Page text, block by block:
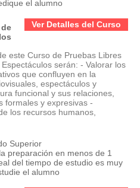
el alumno
Ver Detalles del Curso
este Curso de Pruebas Libres
serán: - Valorar los
que confluyen en la
espectáculos y
funcional y sus relaciones,
formales y expresivas -
los recursos humanos,
Superior
preparación en menos de 1
del tiempo de estudio es muy
el alumno